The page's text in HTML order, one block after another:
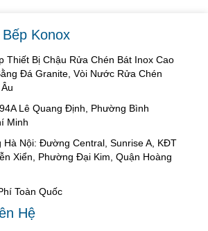
Konox
Thiết Bị Chậu Rửa Chén Bát Inox Cao
Đá Granite, Vòi Nước Rửa Chén
Lê Quang Định, Phường Bình
Minh
Hà Nội: Đường Central, Sunrise A, KĐT
Xiển, Phường Đại Kim, Quận Hoàng
Toàn Quốc
Hệ